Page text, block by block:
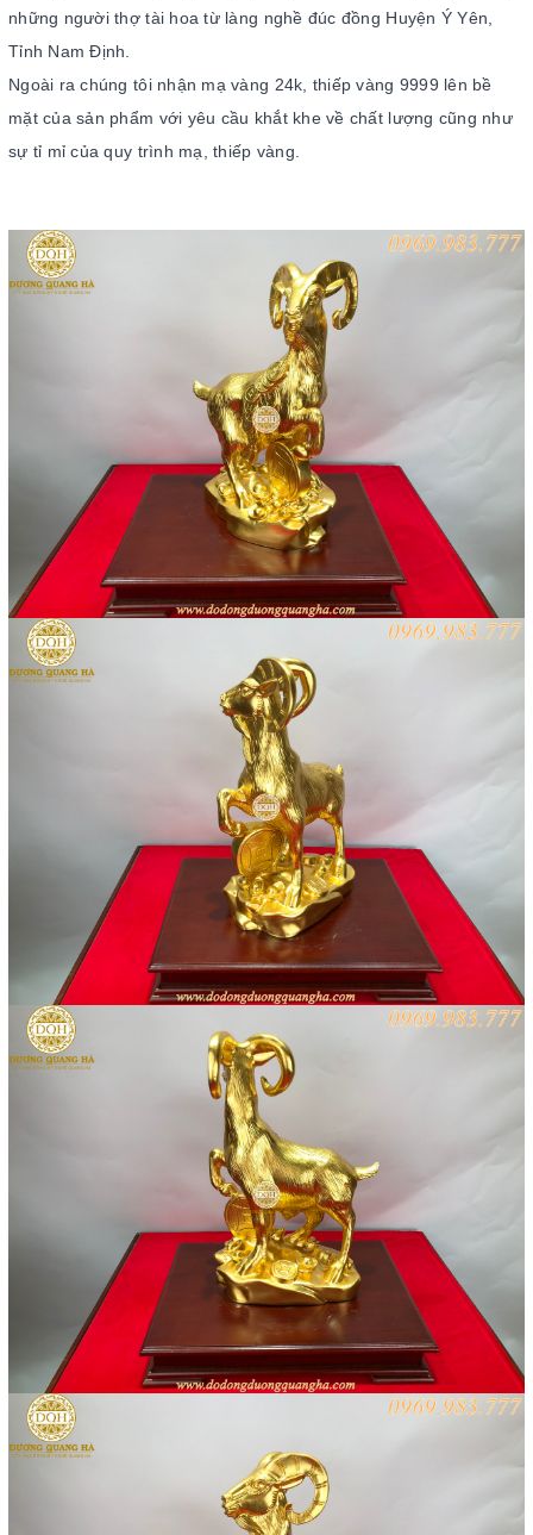
những người thợ tài hoa từ làng nghề đúc đồng Huyện Ý Yên,
Tỉnh Nam Định.
Ngoài ra chúng tôi nhận mạ vàng 24k, thiếp vàng 9999 lên bề
mặt của sản phẩm với yêu cầu khắt khe về chất lượng cũng như
sự tỉ mỉ của quy trình mạ, thiếp vàng.